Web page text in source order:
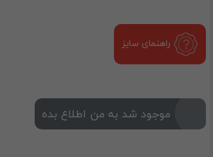
راهنمای سایز
موجود شد به من اطلاع بده